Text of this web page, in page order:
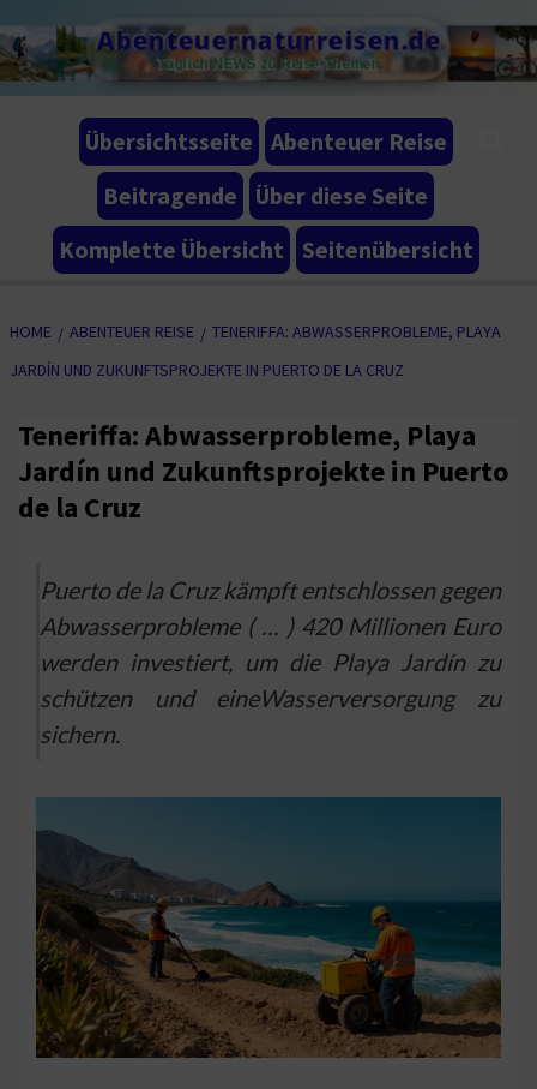
to
content
Abenteuernaturreisen.de
Täglich NEWS zu Reise-Themen
Übersichtsseite
Abenteuer Reise
Beitragende
Über diese Seite
Komplette Übersicht
Seitenübersicht
HOME ABENTEUER REISE
TENERIFFA: ABWASSERPROBLEME, PLAYA
JARDÍN UND ZUKUNFTSPROJEKTE IN PUERTO DE LA CRUZ
Teneriffa: Abwasserprobleme, Playa
Jardín und Zukunftsprojekte in Puerto
de la Cruz
Puerto de la Cruz kämpft entschlossen gegen
Abwasserprobleme ( … ) 420 Millionen Euro
werden investiert, um die Playa Jardín zu
schützen und eineWasserversorgung zu
sichern.